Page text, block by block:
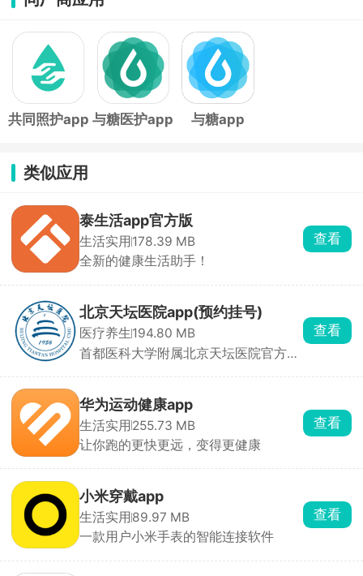
共同照护app 与糖医护app 与糖app
类似应用
泰生活app官方版
生活实用 178.39 MB
全新的健康生活助手！
查看
北京天坛医院app(预约挂号)
医疗养生194.80 MB
首都医科大学附属北京天坛医院官方客
查看
华为运动健康app
生活实用 255.73 MB
让你跑的更快更远，变得更健康
查看
小米穿戴app
生活实用 89.97 MB
一款用户小米手表的智能连接软件
查看